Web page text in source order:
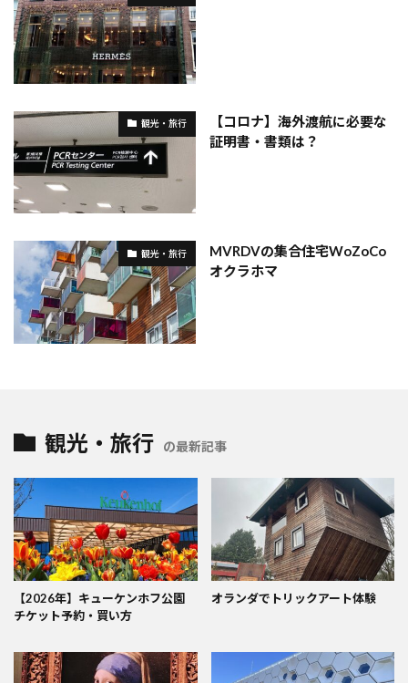
観光・旅行
【コロナ】海外渡航に必要な
証明書・書類は？
観光・旅行
MVRDVの集合住宅WoZoCo
オクラホマ
観光・旅行 の最新記事
【2026年】キューケンホフ公園
チケット予約・買い方
オランダでトリックアート体験